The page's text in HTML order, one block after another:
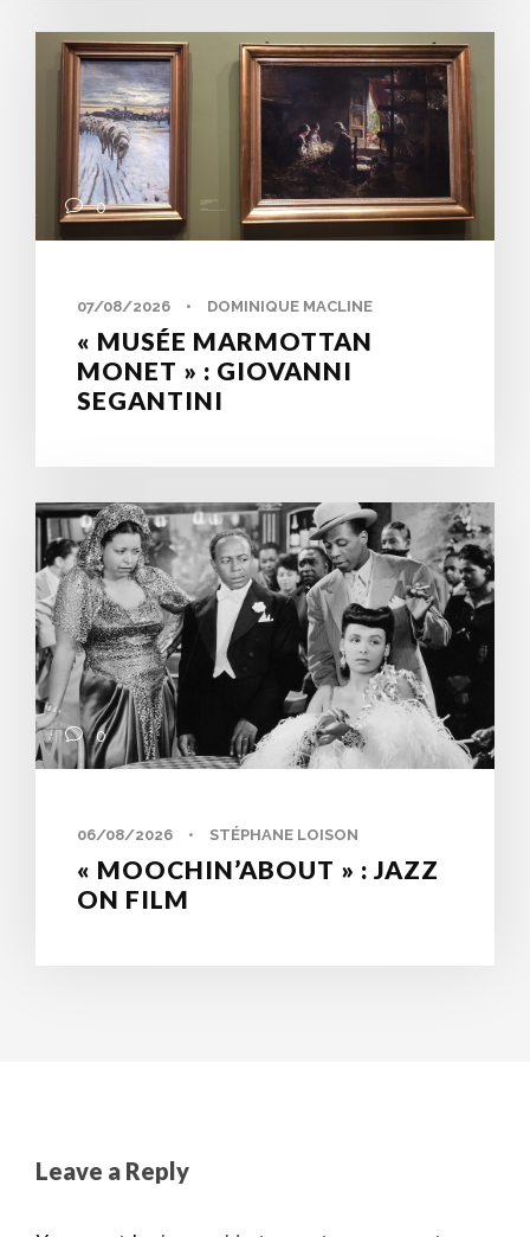
0
07/08/2026 • DOMINIQUE MACLINE
« MUSÉE MARMOTTAN
MONET » : GIOVANNI
SEGANTINI
0
06/08/2026 • STÉPHANE LOISON
« MOOCHIN’ABOUT » : JAZZ
ON FILM
Leave a Reply